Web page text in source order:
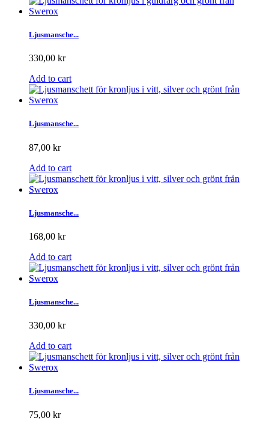
Ljusmansche...
330,00 kr
Add to cart
Ljusmansche...
87,00 kr
Add to cart
Ljusmansche...
168,00 kr
Add to cart
Ljusmansche...
330,00 kr
Add to cart
Ljusmansche...
75,00 kr